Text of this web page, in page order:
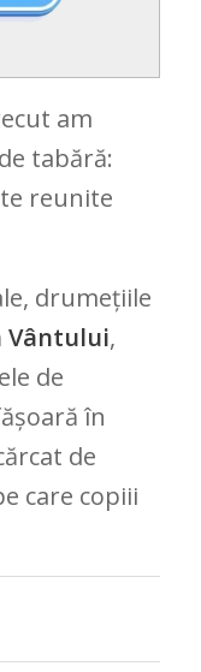
am
tabără:
reunite
drumețiile
Vântului,
de
în
de
care copiii